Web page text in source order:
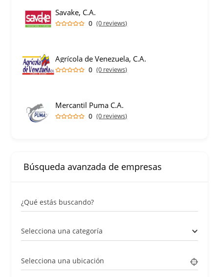
Savake, C.A.
0 (0 reviews)
Agrícola de Venezuela, C.A.
0 (0 reviews)
Mercantil Puma C.A.
0 (0 reviews)
Búsqueda avanzada de empresas
¿Qué estás buscando?
Selecciona una categoría
Selecciona una ubicación